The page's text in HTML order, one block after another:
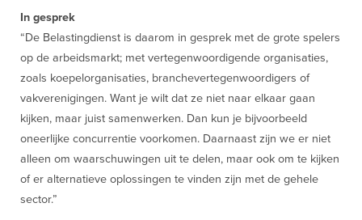
In gesprek
“De Belastingdienst is daarom in gesprek met de grote spelers
op de arbeidsmarkt; met vertegenwoordigende organisaties,
zoals koepelorganisaties, branchevertegenwoordigers of
vakverenigingen. Want je wilt dat ze niet naar elkaar gaan
kijken, maar juist samenwerken. Dan kun je bijvoorbeeld
oneerlijke concurrentie voorkomen. Daarnaast zijn we er niet
alleen om waarschuwingen uit te delen, maar ook om te kijken
of er alternatieve oplossingen te vinden zijn met de gehele
sector.”